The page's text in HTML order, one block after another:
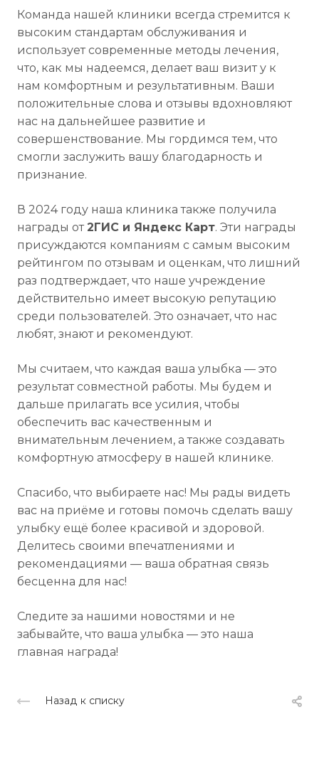
Команда нашей клиники всегда стремится к
высоким стандартам обслуживания и
использует современные методы лечения,
что, как мы надеемся, делает ваш визит у к
нам комфортным и результативным. Ваши
положительные слова и отзывы вдохновляют
нас на дальнейшее развитие и
совершенствование. Мы гордимся тем, что
смогли заслужить вашу благодарность и
признание.
В 2024 году наша клиника также получила
награды от2ГИС и Яндекс Карт. Эти награды
присуждаются компаниям с самым высоким
рейтингом по отзывам и оценкам, что лишний
раз подтверждает, что наше учреждение
действительно имеет высокую репутацию
среди пользователей. Это означает, что нас
любят, знают и рекомендуют.
Мы считаем, что каждая ваша улыбка — это
результат совместной работы. Мы будем и
дальше прилагать все усилия, чтобы
обеспечить вас качественным и
внимательным лечением, а также создавать
комфортную атмосферу в нашей клинике.
Спасибо, что выбираете нас! Мы рады видеть
вас на приёме и готовы помочь сделать вашу
улыбку ещё более красивой и здоровой.
Делитесь своими впечатлениями и
рекомендациями — ваша обратная связь
бесценна для нас!
Следите за нашими новостями и не
забывайте, что ваша улыбка — это наша
главная награда!
Назад к списку